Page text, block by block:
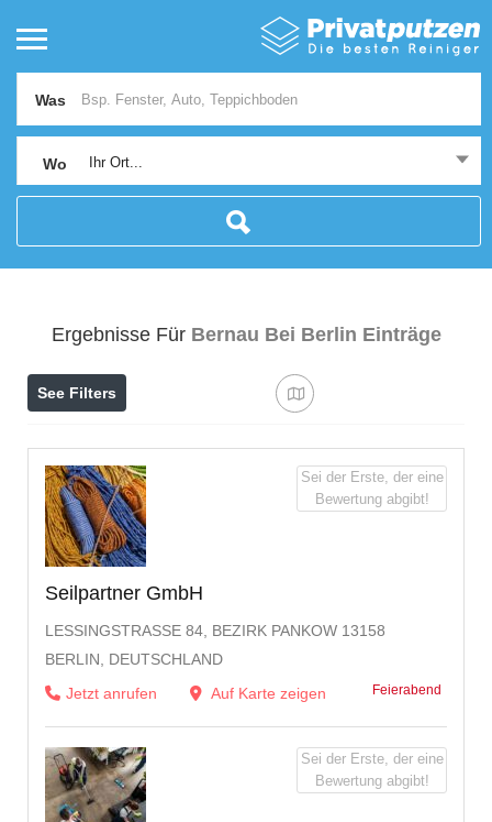
Was
Wo Ihr Ort...
Ergebnisse Für Bernau Bei Berlin Einträge
See Filters
Seilpartner GmbH
LESSINGSTRASSE 84, BEZIRK PANKOW 13158 B
ERLIN, DEUTSCHLAND
Jetzt anrufen
Auf Karte zeigen Feierabend
Sei der Erste, der eine
Bewertung abgibt!
Sei der Erste, der eine
Bewertung abgibt!